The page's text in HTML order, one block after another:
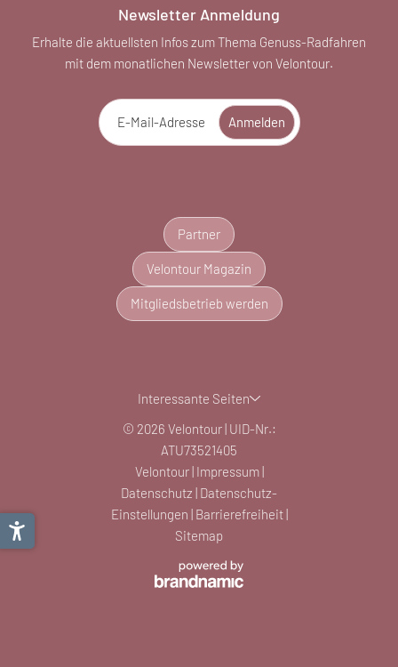
Newsletter Anmeldung
Erhalte die aktuellsten Infos zum Thema Genuss-Radfahren
mit dem monatlichen Newsletter von Velontour.
E-Mail-Adresse Anmelden
Partner
Velontour Magazin
Mitgliedsbetrieb werden
Interessante Seiten
© 2026 Velontour| UID-Nr.:
ATU73521405
Velontour| Impressum|
Datenschutz | Datenschutz-
Einstellungen | Barrierefreiheit|
Sitemap